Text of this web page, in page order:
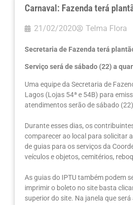
Carnaval: Fazenda terá
21/02/2020 Telma Flora
Secretaria de Fazenda terá
Serviço será de sábado (22) a
Uma equipe da Secretaria de
Lagos (Lojas 54ª e 54B) para
atendimentos serão de sábado
Durante esses dias, os
comparecer ao local para solicitar
de guias para os serviços da
veículos e objetos, cemitérios,
As guias do IPTU também podem
imprimir o boleto no site basta
superior do site. Na janela que